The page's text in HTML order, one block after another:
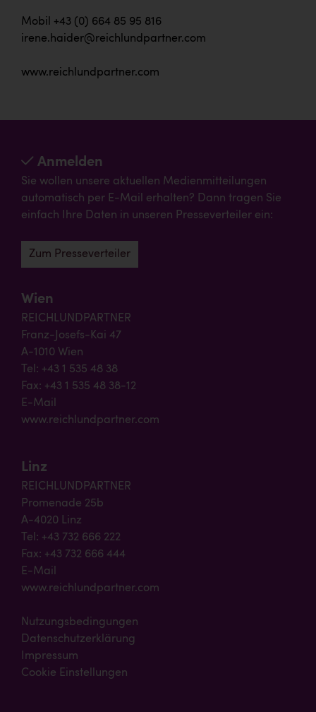
Mobil +43 (0) 664 85 95 816
irene.haider@reichlundpartner.com
www.reichlundpartner.com
Anmelden
Sie wollen unsere aktuellen Medienmitteilungen
automatisch per E-Mail erhalten? Dann tragen Sie
einfach Ihre Daten in unseren Presseverteiler ein:
Zum Presseverteiler
Wien
REICHLUNDPARTNER
Franz-Josefs-Kai 47
A-1010 Wien
Tel: +43 1 535 48 38
Fax: +43 1 535 48 38-12
E-Mail
www.reichlundpartner.com
Linz
REICHLUNDPARTNER
Promenade 25b
A-4020 Linz
Tel: +43 732 666 222
Fax: +43 732 666 444
E-Mail
www.reichlundpartner.com
Nutzungsbedingungen
Datenschutzerklärung
Impressum
Cookie Einstellungen